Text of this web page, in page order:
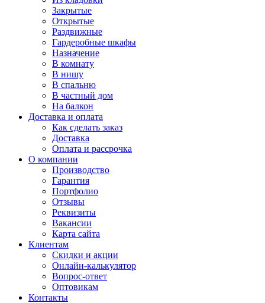
Закрытые
Открытые
Раздвижные
Гардеробные шкафы
Назначение
В комнату
В нишу
В спальню
В частный дом
На балкон
Доставка и оплата
Как сделать заказ
Доставка
Оплата и рассрочка
О компании
Производство
Гарантия
Портфолио
Отзывы
Реквизиты
Вакансии
Карта сайта
Клиентам
Скидки и акции
Онлайн-калькулятор
Вопрос-ответ
Оптовикам
Контакты